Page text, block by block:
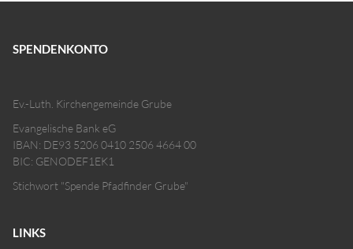
SPENDENKONTO
Ev.-Luth. Kirchengemeinde Grube
Evangelische Bank eG
IBAN: DE93 5206 0410 2506 4664 00
BIC: GENODEF1EK1
Stichwort "Spende Pfadfinder Grube"
LINKS